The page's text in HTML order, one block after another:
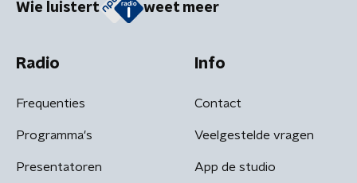
Wie luistert weet meer
Radio
Frequenties
Programma's
Presentatoren
Info
Contact
Veelgestelde vragen
App de studio